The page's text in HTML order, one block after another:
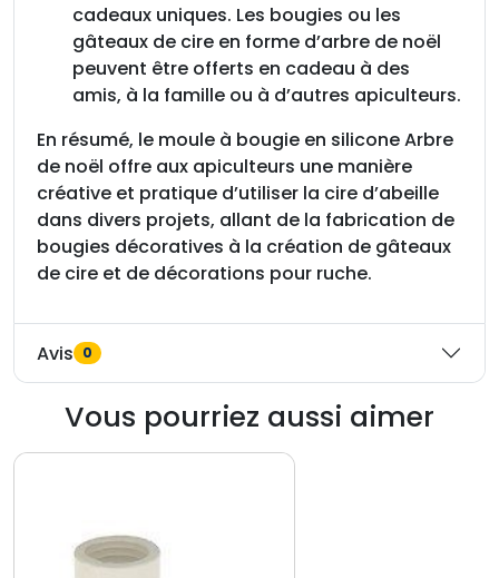
cadeaux uniques. Les bougies ou les
gâteaux de cire en forme d’arbre de noël
peuvent être offerts en cadeau à des
amis, à la famille ou à d’autres apiculteurs.
En résumé, le moule à bougie en silicone Arbre
de noël offre aux apiculteurs une manière
créative et pratique d’utiliser la cire d’abeille
dans divers projets, allant de la fabrication de
bougies décoratives à la création de gâteaux
de cire et de décorations pour ruche.
Avis 0
Vous pourriez aussi aimer